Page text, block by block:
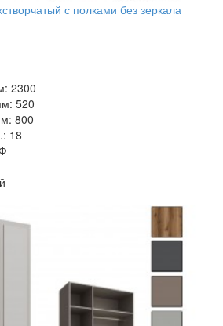
с полками без зеркала
2300
520
800
18